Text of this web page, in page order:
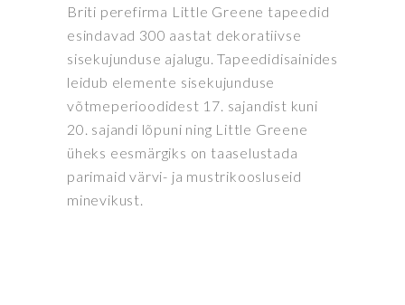
Briti perefirma Little Greene tapeedid
esindavad 300 aastat dekoratiivse
sisekujunduse ajalugu. Tapeedidisainides
leidub elemente sisekujunduse
võtmeperioodidest 17. sajandist kuni
20. sajandi lõpuni ning Little Greene
üheks eesmärgiks on taaselustada
parimaid värvi- ja mustrikoosluseid
minevikust.